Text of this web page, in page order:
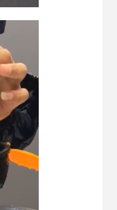
工場 ツアー